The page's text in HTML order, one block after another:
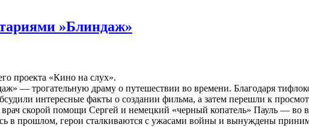
»Блиндаж»
проекта «Кино на слух».
— трогательную драму о путешествии во времени. Благодаря
интересные факты о создании фильма, а затем перешли к
скорой помощи Сергей и немецкий «черный копатель» Пауль — во
в прошлом, герои сталкиваются с ужасами войны и вынуждены